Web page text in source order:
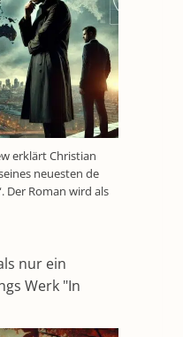
erklärt Christian
neuesten de
Der Roman wird als
nur ein
Werk "In